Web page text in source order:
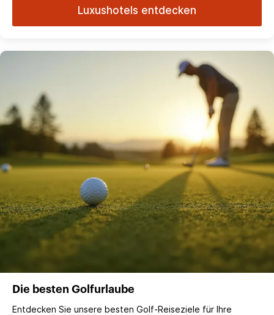
Luxushotels entdecken
Die besten Golfurlaube
Entdecken Sie unsere besten Golf-Reiseziele für Ihre